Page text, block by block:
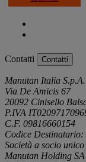
Contatti Contatti
Manutan Italia S.p.A.
Via De Amicis 67
20092 Cinisello
P.IVA
C.F. 09816660154
Codice
Società a socio
Manutan Holding SA